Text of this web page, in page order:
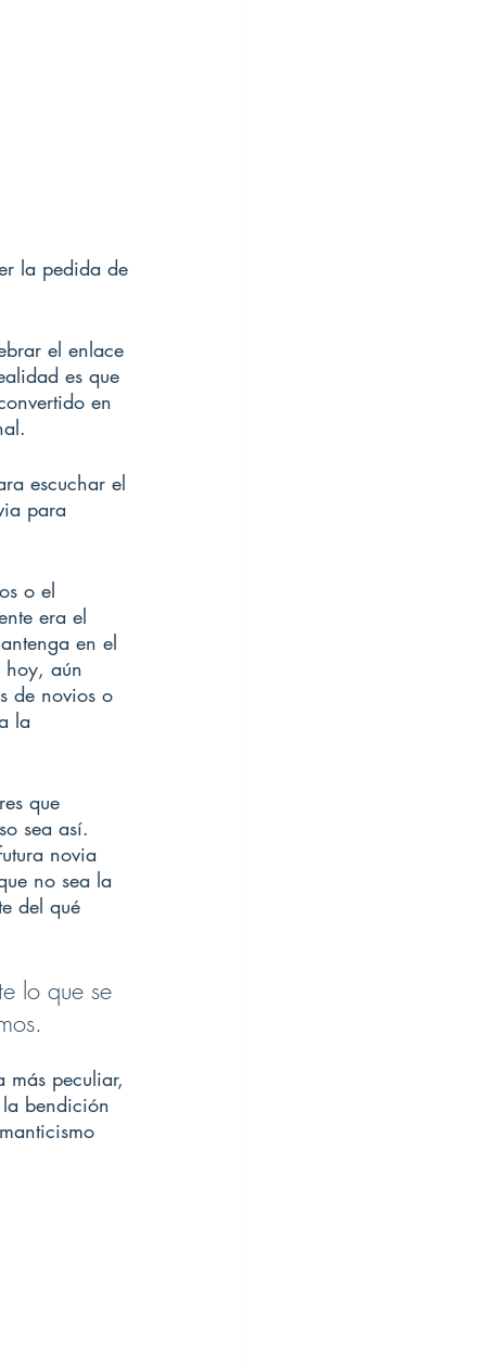
la pedida de
el enlace
es que
en
escuchar el
para
o el
era el
en el
hoy, aún
de novios o
la
que
sea así.
novia
no sea la
del qué
lo que se
más peculiar,
bendición